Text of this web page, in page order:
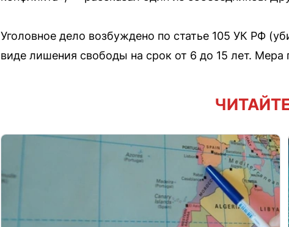
Уголовное дело возбуждено по статье 105 УК РФ
виде лишения свободы на срок от 6 до 15 лет. Мера